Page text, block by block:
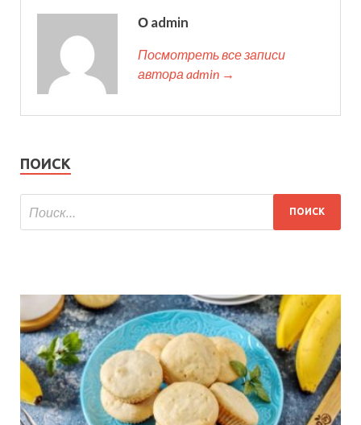
О admin
Посмотреть все записи
автора admin →
ПОИСК